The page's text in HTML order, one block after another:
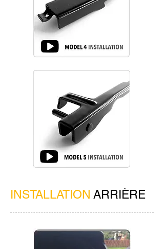
INSTALLATION ARRIÈRE